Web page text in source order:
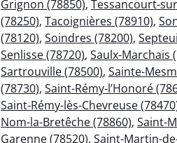
Grignon (78850), Tessancourt-
(78250), Tacoignières (78910),
(78120), Soindres (78200),
Senlisse (78720), Saulx-Marchais
Sartrouville (78500), Sainte-
(78730), Saint-Rémy-l’Honoré
Saint-Rémy-lès-Chevreuse
Nom-la-Bretêche (78860), Saint-
Garenne (78520), Saint-Martin-